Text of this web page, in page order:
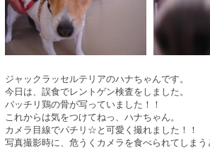
ジャックラッセルテリアのハナちゃんです。
今日は、誤食でレントゲン検査をしました。
バッチリ鶏の骨が写っていました！！
これからは気をつけてねっ、ハナちゃん。
カメラ目線でパチリ☆と可愛く撮れました！！
写真撮影時に、危うくカメラを食べられてしま